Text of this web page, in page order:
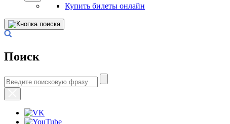
Купить билеты онлайн
Поиск